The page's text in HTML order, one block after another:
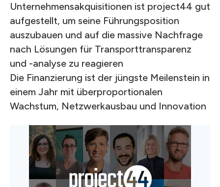
Unternehmensakquisitionen ist project44 gut
aufgestellt, um seine Führungsposition
auszubauen und auf die massive Nachfrage
nach Lösungen für Transporttransparenz
und -analyse zu reagieren
Die Finanzierung ist der jüngste Meilenstein in
einem Jahr mit überproportionalen
Wachstum, Netzwerkausbau und Innovation